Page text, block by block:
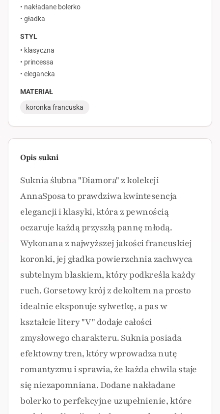
• nakładane bolerko
• gładka
STYL
• klasyczna
• princessa
• elegancka
MATERIAŁ
koronka francuska
Opis sukni
Suknia ślubna "Diamora" z kolekcji
AnnaSposa to prawdziwa kwintesencja
elegancji i klasyki, która z pewnością
oczaruje każdą przyszłą pannę młodą.
Wykonana z najwyższej jakości francuskiej
koronki, jej gładka powierzchnia zachwyca
subtelnym blaskiem, który podkreśla każdy
ruch. Gorsetowy krój z dekoltem na prosto
idealnie eksponuje sylwetkę, a pas w
kształcie litery "V" dodaje całości
zmysłowego charakteru. Suknia posiada
efektowny tren, który wprowadza nutę
romantyzmu i sprawia, że każda chwila staje
się niezapomniana. Dodane nakładane
bolerko to perfekcyjne uzupełnienie, które